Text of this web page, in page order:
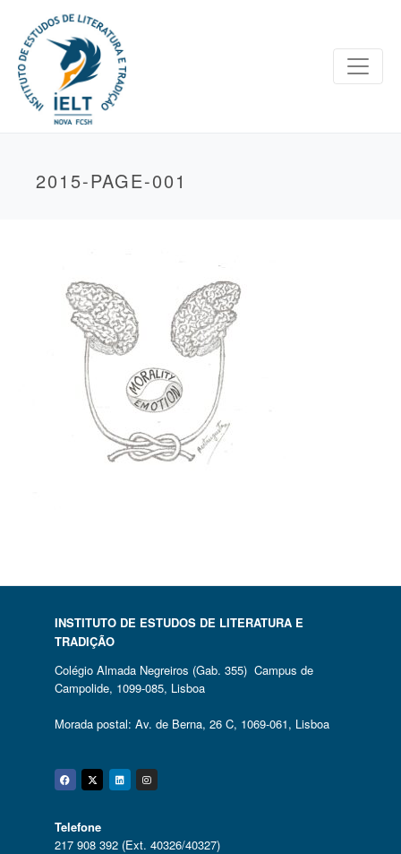
2015-PAGE-001
INSTITUTO DE ESTUDOS DE LITERATURA E
TRADIÇÃO
Colégio Almada Negreiros (Gab. 355) Campus de
Campolide, 1099-085, Lisboa
Morada postal: Av. de Berna, 26 C, 1069-061, Lisboa
Facebook
Twitter
Linkedin
Instagram
Telefone
217 908 392 (Ext. 40326/40327)